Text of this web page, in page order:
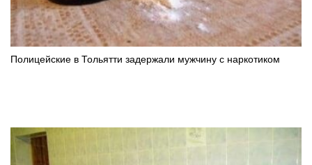
Полицейские в Тольятти задержали мужчину с наркотиком